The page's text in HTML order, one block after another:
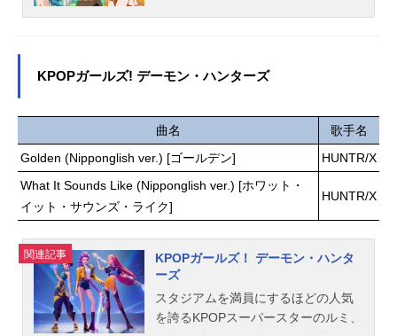
満ちるトトだが、彼女たちはその勇
キしただけで気絶してしまう極度の
人見知り勇者と、それぞれの目的の
為に勇者の命を狙う3人のハーレムデ
スラブコメディ!!作品名気絶勇者と暗
殺姫放送形態TVアニメスケジュール
か話数全12話キャストトト：武内駿
瞳ゴア：白石晴香スタッフ原作・原
案：のりしろちゃん作画：雪田幸路
KPOPガールズ! デーモン・ハンターズ
曲名
歌手名
Golden (Nipponglish ver.) [ゴールデン]
HUNTR/X
What It Sounds Like (Nipponglish ver.) [ホワット・
イット・サウンズ・ライク]
HUNTR/X
関連記事
KPOPガールズ！ デーモン・ハンタ
ーズ
スタジアムを満員にするほどの人気
を誇るKPOPスーパースターのルミ、